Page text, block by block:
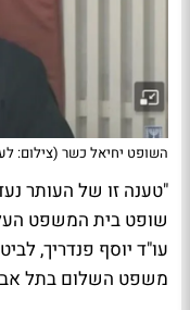
השופט יחיאל כשר (צילום:
"טענה זו של העותר
שופט בית המשפט
עו"ד יוסף פנדריך,
משפט השלום בתל אביב